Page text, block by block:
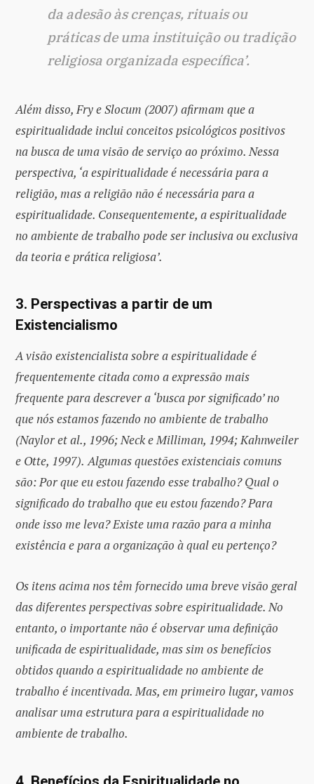
da adesão às crenças, rituais ou
práticas de uma instituição ou tradição
religiosa organizada específica’.
Além disso, Fry e Slocum (2007) afirmam que a
espiritualidade inclui conceitos psicológicos positivos
na busca de uma visão de serviço ao próximo. Nessa
perspectiva, ‘a espiritualidade é necessária para a
religião, mas a religião não é necessária para a
espiritualidade. Consequentemente, a espiritualidade
no ambiente de trabalho pode ser inclusiva ou exclusiva
da teoria e prática religiosa’.
3. Perspectivas a partir de um
Existencialismo
A visão existencialista sobre a espiritualidade é
frequentemente citada como a expressão mais
frequente para descrever a ‘busca por significado’ no
que nós estamos fazendo no ambiente de trabalho
(Naylor et al., 1996; Neck e Milliman, 1994; Kahnweiler
e Otte, 1997). Algumas questões existenciais comuns
são: Por que eu estou fazendo esse trabalho? Qual o
significado do trabalho que eu estou fazendo? Para
onde isso me leva? Existe uma razão para a minha
existência e para a organização à qual eu pertenço?
Os itens acima nos têm fornecido uma breve visão geral
das diferentes perspectivas sobre espiritualidade. No
entanto, o importante não é observar uma definição
unificada de espiritualidade, mas sim os benefícios
obtidos quando a espiritualidade no ambiente de
trabalho é incentivada. Mas, em primeiro lugar, vamos
analisar uma estrutura para a espiritualidade no
ambiente de trabalho.